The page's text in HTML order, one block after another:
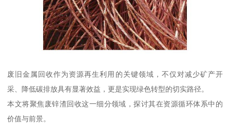
废旧金属回收作为资源再生利用的关键领域，不仅对减少矿产开
采、降低碳排放具有显著效益，更是实现绿色转型的切实路径。
本文将聚焦废锌渣回收这一细分领域，探讨其在资源循环体系中的
价值与前景。